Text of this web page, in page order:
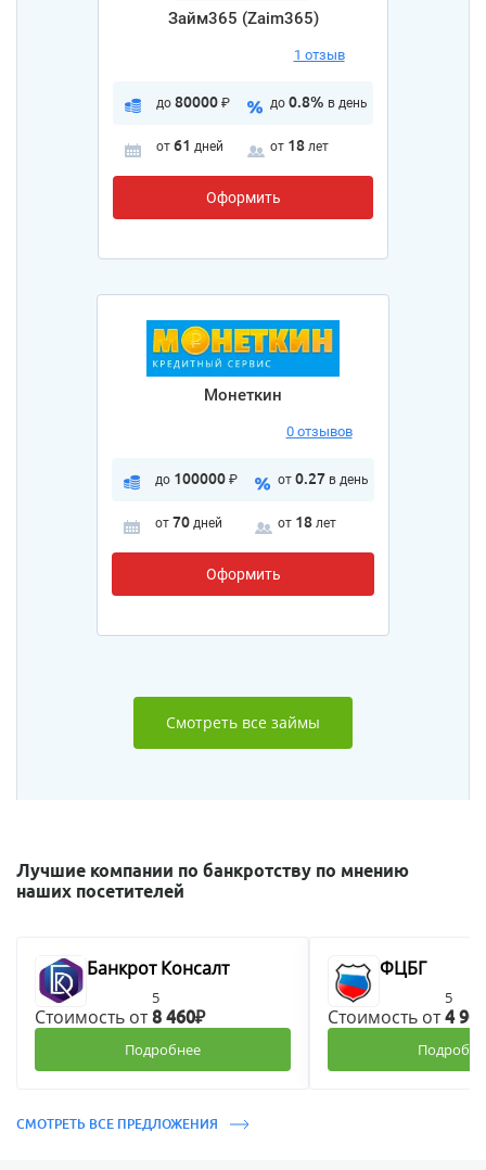
Займ365 (Zaim365)
1 отзыв
до 80000 ₽ до 0.8% в день
от 61 дней от 18 лет
Оформить
Монеткин
0 отзывов
до 100000 ₽ от 0.27 в день
от 70 дней от 18 лет
Оформить
Смотреть все займы
Лучшие компании по банкротству по мнению
наших посетителей
Банкрот Консалт
5
Стоимость от8 460₽
Подробнее
ФЦБГ
5
Стоимость от4
СМОТРЕТЬ ВСЕ ПРЕДЛОЖЕНИЯ